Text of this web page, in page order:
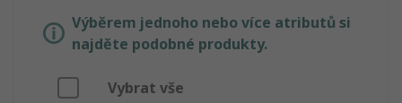
Výběrem jednoho nebo více atributů si
najděte podobné produkty.
Vybrat vše